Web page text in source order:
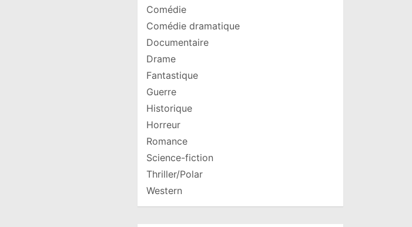
Comédie
Comédie dramatique
Documentaire
Drame
Fantastique
Guerre
Historique
Horreur
Romance
Science-fiction
Thriller/Polar
Western